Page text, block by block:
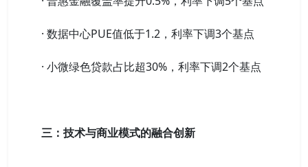
· 数据中心PUE值低于1.2，利率下调3个基点
· 小微绿色贷款占比超30%，利率下调2个基点
三：技术与商业模式的融合创新